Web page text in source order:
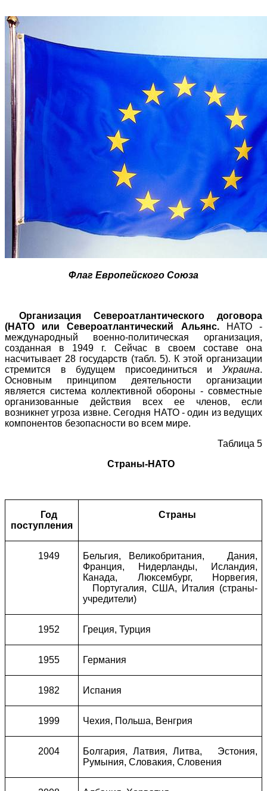
Флаг Европейского Союза
Организация Североатлантического договора
(НАТО или Североатлантический Альянс.
НАТО -
международный военно-политическая организация,
созданная в 1949 г. Сейчас в своем составе она
насчитывает 28 государств (табл. 5). К этой организации
стремится в будущем присоединиться и Украина.
Основным принципом деятельности организации
является система коллективной обороны - совместные
организованные действия всех ее членов, если
возникнет угроза извне. Сегодня НАТО - один из ведущих
компонентов безопасности во всем мире.
Таблица 5
Страны-НАТО
Год
поступления
Страны
1949
Бельгия, Великобритания, Дания,
Франция, Нидерланды, Исландия,
Канада, Люксембург, Норвегия,
Португалия, США, Италия (страны-
учредители)
1952 Греция, Турция
1955 Германия
1982 Испания
1999 Чехия, Польша, Венгрия
2004
Болгария, Латвия, Литва, Эстония,
Румыния, Словакия, Словения